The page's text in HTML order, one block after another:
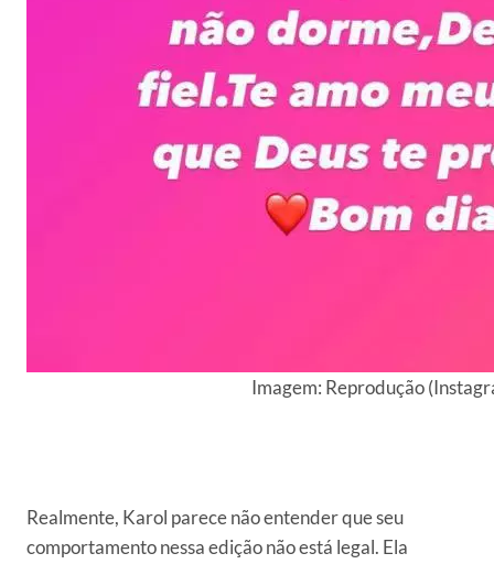
Imagem: Reprodução
Realmente, Karol parece não entender que seu
comportamento nessa edição não está legal. Ela